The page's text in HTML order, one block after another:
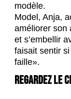
modèle.
Model, Anja,
améliorer son
et s’embellir
faisait sentir
faille».
REGARDEZ LE